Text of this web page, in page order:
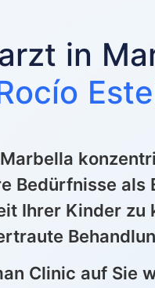
in
Bedürfnisse als
Ihrer Kinder zu
Clinic auf Sie